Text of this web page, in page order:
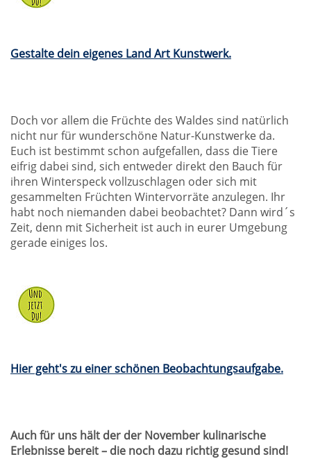
Gestalte dein eigenes Land Art Kunstwerk.
Doch vor allem die Früchte des Waldes sind natürlich
nicht nur für wunderschöne Natur-Kunstwerke da.
Euch ist bestimmt schon aufgefallen, dass die Tiere
eifrig dabei sind, sich entweder direkt den Bauch für
ihren Winterspeck vollzuschlagen oder sich mit
gesammelten Früchten Wintervorräte anzulegen. Ihr
habt noch niemanden dabei beobachtet? Dann wird´s
Zeit, denn mit Sicherheit ist auch in eurer Umgebung
gerade einiges los.
Hier geht's zu einer schönen Beobachtungsaufgabe.
Auch für uns hält der der November kulinarische
Erlebnisse bereit – die noch dazu richtig gesund sind!